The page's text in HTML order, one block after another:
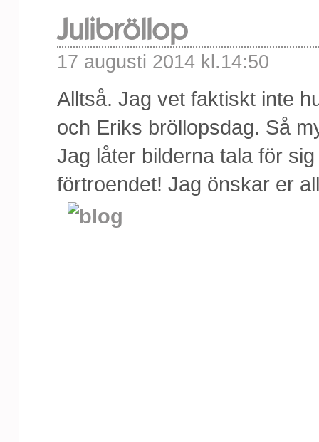
Julibröllop
17 augusti 2014 kl.14:50
Alltså. Jag vet faktiskt inte
och Eriks bröllopsdag. Så
Jag låter bilderna tala för
förtroendet! Jag önskar er